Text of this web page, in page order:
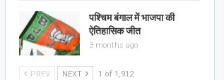
पश्चिम बंगाल में भाजपा की
ऐतिहासिक जीत
3 months ago
PREV NEXT 1 of 1,912